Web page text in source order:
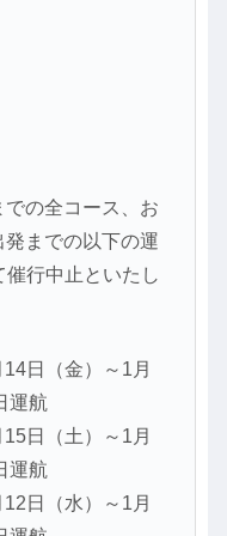
の全コース、お
までの以下の運
行中止といたし
日（金）～1月
運航
日（土）～1月
運航
日（水）～1月